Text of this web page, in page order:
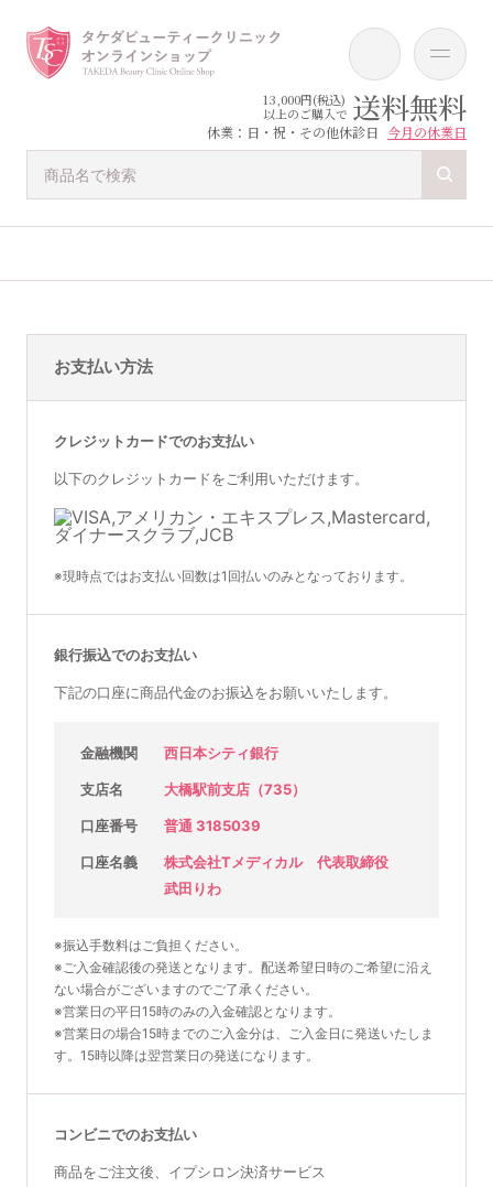
13,000円(税込)
以上のご購入で 送料無料
休業：日・祝・その他休診日 今月の休業日
お支払い方法
クレジットカードでのお支払い
以下のクレジットカードをご利用いただけます。
※現時点ではお支払い回数は1回払いのみとなっております。
銀行振込でのお支払い
下記の口座に商品代金のお振込をお願いいたします。
金融機関 西日本シティ銀行
支店名 大橋駅前支店（735）
口座番号 普通 3185039
口座名義
株式会社Tメディカル 代表取締役
武田りわ
※振込手数料はご負担ください。
※ご入金確認後の発送となります。配送希望日時のご希望に沿え
ない場合がございますのでご了承ください。
※営業日の平日15時のみの入金確認となります。
※営業日の場合15時までのご入金分は、ご入金日に発送いたしま
す。15時以降は翌営業日の発送になります。
コンビニでのお支払い
商品をご注文後、イプシロン決済サービス